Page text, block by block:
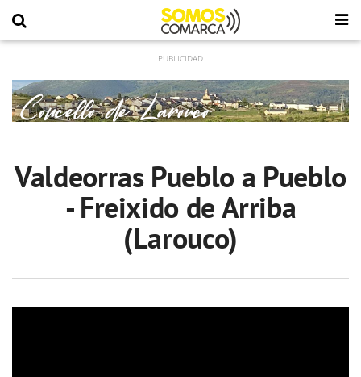
Valdeorras Pueblo a Pueblo
- Freixido de Arriba
(Larouco)